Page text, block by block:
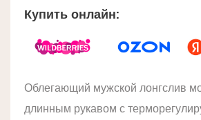
Купить онлайн:
Облегающий мужской лонгслив
длинным рукавом с